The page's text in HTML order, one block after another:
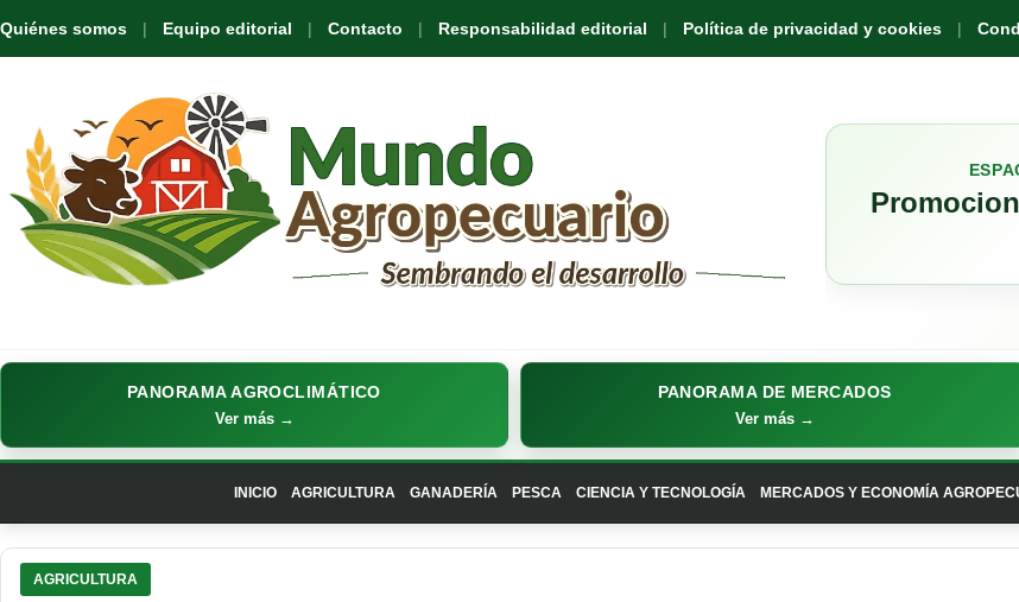
Quiénes somos Equipo editorial Contacto Responsabilidad editorial Política de privacidad y cookies
PANORAMA AGROCLIMÁTICO
Ver más →
PANORAMA DE MERCADOS
Ver más →
INICIO AGRICULTURA GANADERÍA PESCA CIENCIA Y TECNOLOGÍA MERCADOS Y ECONOMÍA
AGRICULTURA